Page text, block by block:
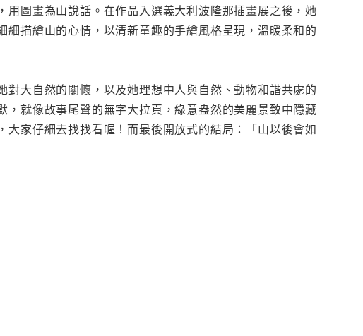
圖畫為山說話。在作品入選義大利波隆那插畫展之後，她
描繪山的心情，以清新童趣的手繪風格呈現，溫暖柔和的
大自然的關懷，以及她理想中人與自然、動物和諧共處的
就像故事尾聲的無字大拉頁，綠意盎然的美麗景致中隱藏
家仔細去找找看喔！而最後開放式的結局：「山以後會如